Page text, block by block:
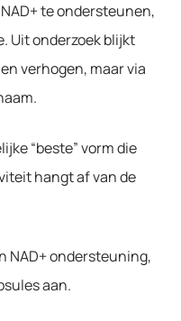
te ondersteunen,
Uit onderzoek blijkt
verhogen, maar via
“beste” vorm die
hangt af van de
NAD+ ondersteuning,
aan.